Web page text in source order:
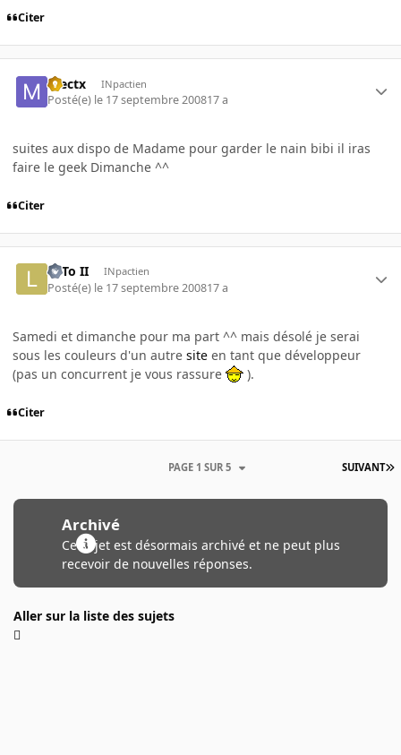
Citer
mectx INpactien
Posté(e) le 17 septembre 200817 a
suites aux dispo de Madame pour garder le nain bibi il iras
faire le geek Dimanche ^^
Citer
LeTo II INpactien
Posté(e) le 17 septembre 200817 a
Samedi et dimanche pour ma part ^^ mais désolé je serai
sous les couleurs d'un autre site en tant que développeur
(pas un concurrent je vous rassure
).
Citer
SUIVANT
PAGE 1 SUR 5
Archivé
Ce sujet est désormais archivé et ne peut plus
recevoir de nouvelles réponses.
Aller sur la liste des sujets